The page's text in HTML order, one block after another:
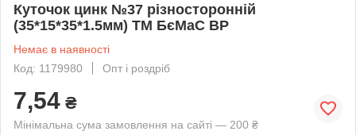
Куточок цинк №37 різносторонній
(35*15*35*1.5мм) ТМ БєМаС BP
Немає в наявності
Код: 1179980
Опт і роздріб
7,54 ₴
Мінімальна сума замовлення на сайті — 200 ₴